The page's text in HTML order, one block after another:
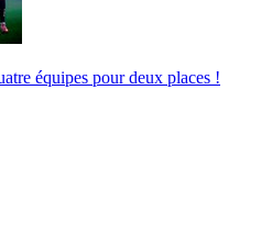
équipes pour deux places !